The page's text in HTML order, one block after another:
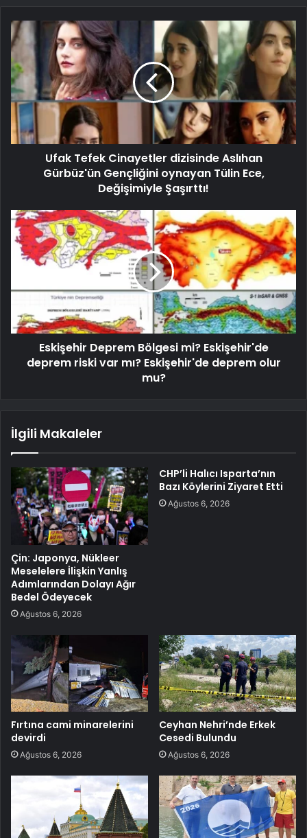
Ufak Tefek Cinayetler dizisinde Aslıhan
Gürbüz'ün Gençliğini oynayan Tülin Ece,
Değişimiyle Şaşırttı!
Eskişehir Deprem Bölgesi mi? Eskişehir'de
deprem riski var mı? Eskişehir'de deprem olur
mu?
İlgili Makaleler
Çin: Japonya, Nükleer
Meselelere İlişkin Yanlış
Adımlarından Dolayı Ağır
Bedel Ödeyecek
Ağustos 6, 2026
CHP’li Halıcı Isparta’nın
Bazı Köylerini Ziyaret Etti
Ağustos 6, 2026
Fırtına cami minarelerini
devirdi
Ağustos 6, 2026
Ceyhan Nehri’nde Erkek
Cesedi Bulundu
Ağustos 6, 2026